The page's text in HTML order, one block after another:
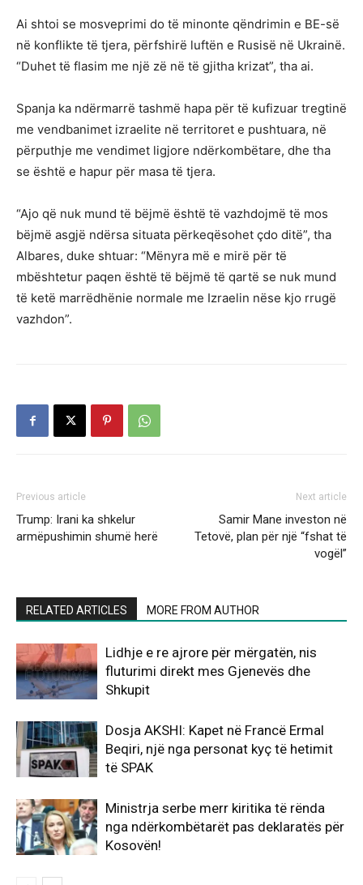
Ai shtoi se mosveprimi do të minonte qëndrimin e BE-së
në konflikte të tjera, përfshirë luftën e Rusisë në Ukrainë.
“Duhet të flasim me një zë në të gjitha krizat”, tha ai.
Spanja ka ndërmarrë tashmë hapa për të kufizuar tregtinë
me vendbanimet izraelite në territoret e pushtuara, në
përputhje me vendimet ligjore ndërkombëtare, dhe tha
se është e hapur për masa të tjera.
“Ajo që nuk mund të bëjmë është të vazhdojmë të mos
bëjmë asgjë ndërsa situata përkeqësohet çdo ditë”, tha
Albares, duke shtuar: “Mënyra më e mirë për të
mbështetur paqen është të bëjmë të qartë se nuk mund
të ketë marrëdhënie normale me Izraelin nëse kjo rrugë
vazhdon”.
Previous article
Trump: Irani ka shkelur
armëpushimin shumë herë
Next article
Samir Mane investon në
Tetovë, plan për një “fshat të
vogël”
RELATED ARTICLES MORE FROM AUTHOR
Lidhje e re ajrore për mërgatën, nis
fluturimi direkt mes Gjenevës dhe
Shkupit
Dosja AKSHI: Kapet në Francë Ermal
Beqiri, një nga personat kyç të hetimit
të SPAK
Ministrja serbe merr kiritika të rënda
nga ndërkombëtarët pas deklaratës për
Kosovën!